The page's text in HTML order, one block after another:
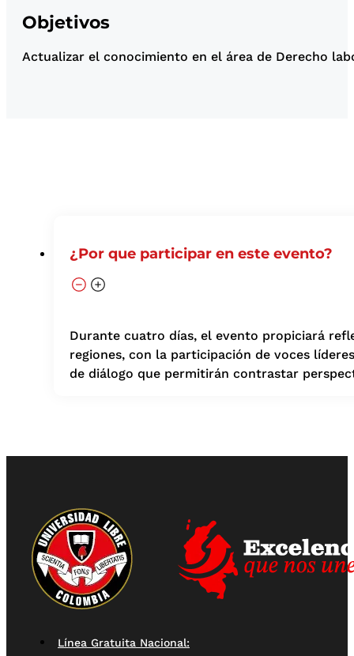
Objetivos
Actualizar el conocimiento en el área de Derecho
¿Por que participar en este evento?
Durante cuatro días, el evento propiciará
regiones, con la participación de voces
de diálogo que permitirán contrastar
Línea Gratuita Nacional: